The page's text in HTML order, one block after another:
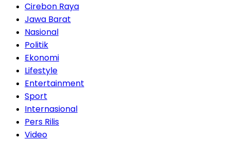
Cirebon Raya
Jawa Barat
Nasional
Politik
Ekonomi
Lifestyle
Entertainment
Sport
Internasional
Pers Rilis
Video